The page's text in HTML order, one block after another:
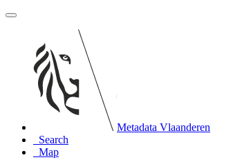
Metadata Vlaanderen
Search
Map